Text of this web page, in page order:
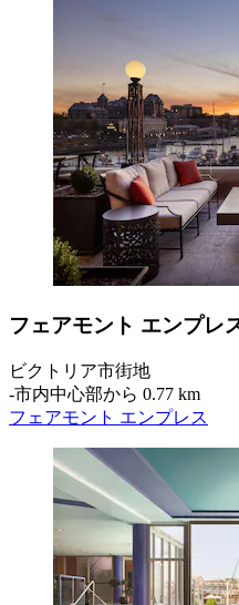
フェアモント エンプレ
ビクトリア市街地
‐市内中心部から 0.77 km
フェアモント エンプレス